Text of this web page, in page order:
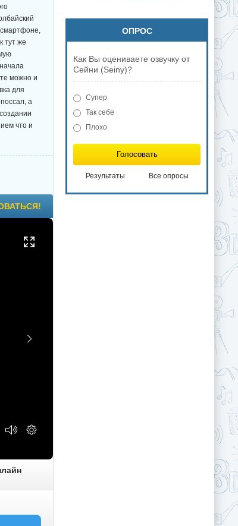
тут же
можно и
для
а
что и
ОПРОС
Как Вы оцениваете озвучку от
Сейни (Seiny)?
Супер
Так себе
Плохо
Голосовать
Результаты Все опросы